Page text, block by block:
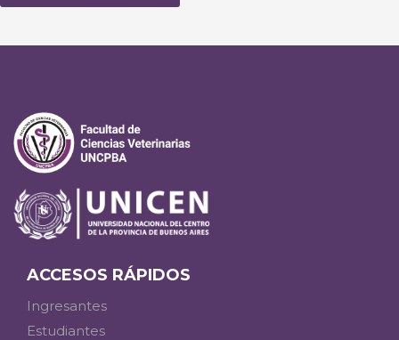
ACCESOS RÁPIDOS
Ingresantes
Estudiantes